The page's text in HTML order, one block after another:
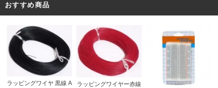
おすすめ商品
ラッピングワイヤ 黒線 A
ラッピングワイヤー赤線